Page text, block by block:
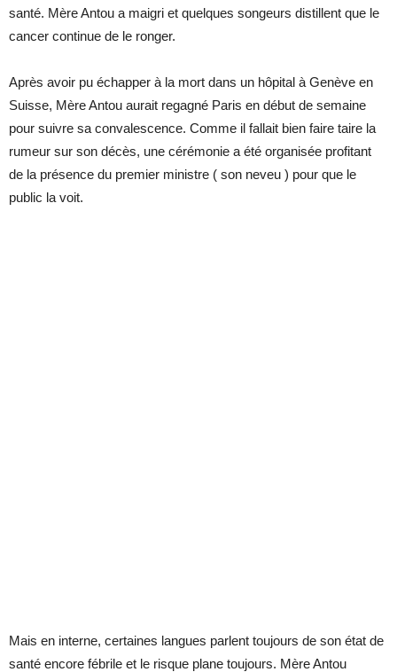
santé. Mère Antou a maigri et quelques songeurs distillent que le
cancer continue de le ronger.
Après avoir pu échapper à la mort dans un hôpital à Genève en
Suisse, Mère Antou aurait regagné Paris en début de semaine
pour suivre sa convalescence. Comme il fallait bien faire taire la
rumeur sur son décès, une cérémonie a été organisée profitant
de la présence du premier ministre ( son neveu ) pour que le
public la voit.
Mais en interne, certaines langues parlent toujours de son état de
santé encore fébrile et le risque plane toujours. Mère Antou